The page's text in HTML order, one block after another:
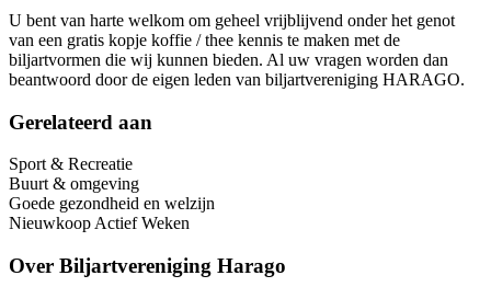
U bent van harte welkom om geheel vrijblijvend onder het genot
van een gratis kopje koffie / thee kennis te maken met de
biljartvormen die wij kunnen bieden. Al uw vragen worden dan
beantwoord door de eigen leden van biljartvereniging HARAGO.
Gerelateerd aan
Sport & Recreatie
Buurt & omgeving
Goede gezondheid en welzijn
Nieuwkoop Actief Weken
Over Biljartvereniging Harago